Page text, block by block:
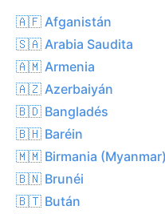
🇦🇫 Afganistán
🇸🇦 Arabia Saudita
🇦🇲 Armenia
🇦🇿 Azerbaiyán
🇧🇩 Bangladés
🇧🇭 Baréin
🇲🇲 Birmania (Myanmar)
🇧🇳 Brunéi
🇧🇹 Bután